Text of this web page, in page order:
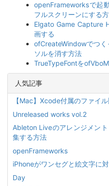
openFrameworksで起
フルスクリーンにする
Elgato Game Capture
画する
ofCreateWindowでつく
ソルを消す方法
TrueTypeFontを
人気記事
【Mac】Xcode付属のファイ
Unreleased works vol.2
Ableton Liveのアレンジメン
集する方法
openFrameworks
iPhoneがワンセグと絵文字に
Day